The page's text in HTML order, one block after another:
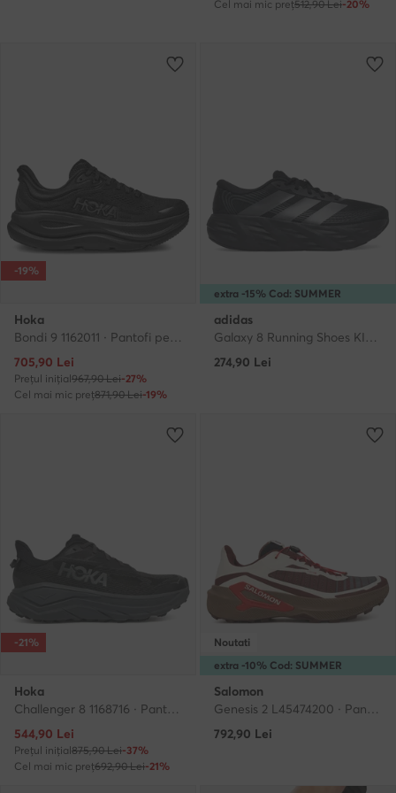
Cel mai mic preț512,90 Lei-20%
-19%
Hoka
Bondi 9 1162011 · Pantofi pentru alergare
Prețul actual
705,90 Lei
Prețul inițial967,90 Lei-27%
Cel mai mic preț871,90 Lei-19%
extra -15% Cod: SUMMER
adidas
Galaxy 8 Running Shoes KI7980 · Pantofi pentru alergare
274,90 Lei
-21%
Hoka
Challenger 8 1168716 · Pantofi pentru alergare
Prețul actual
544,90 Lei
Prețul inițial875,90 Lei-37%
Cel mai mic preț692,90 Lei-21%
extra -10% Cod: SUMMER
Noutati
Salomon
Genesis 2 L45474200 · Pantofi pentru alergare
792,90 Lei